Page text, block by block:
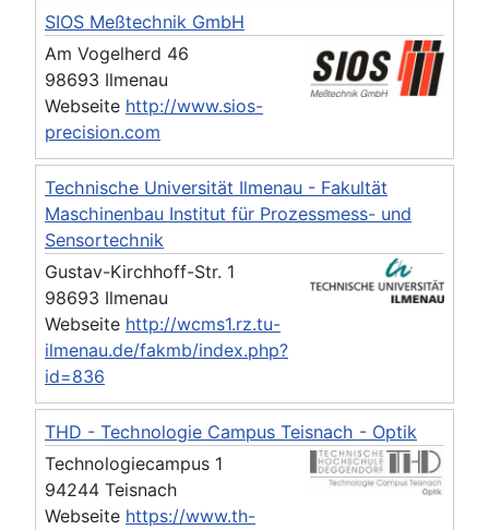
SIOS Meßtechnik GmbH
Am Vogelherd 46
98693 Ilmenau
Webseite http://www.sios-
precision.com
Technische Universität Ilmenau - Fakultät
Maschinenbau Institut für Prozessmess- und
Sensortechnik
Gustav-Kirchhoff-Str. 1
98693 Ilmenau
Webseite http://wcms1.rz.tu-
ilmenau.de/fakmb/index.php?
id=836
THD - Technologie Campus Teisnach - Optik
Technologiecampus 1
94244 Teisnach
Webseite https://www.th-